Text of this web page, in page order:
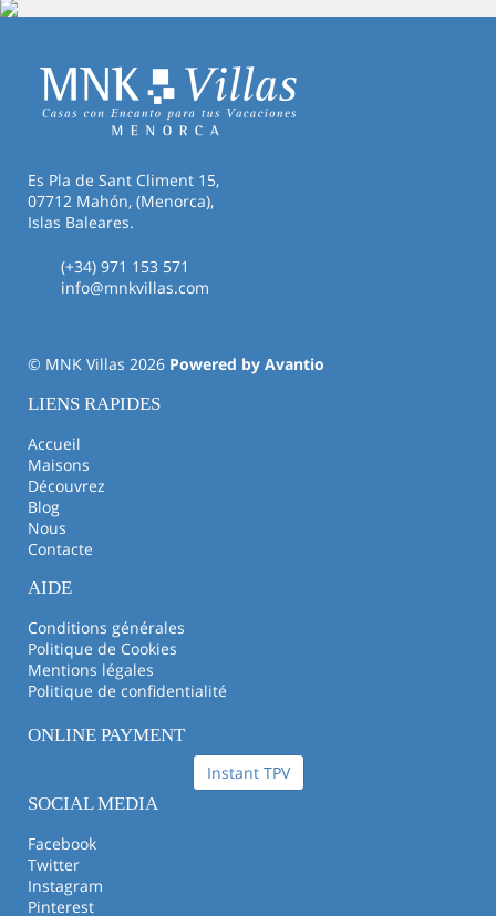
Es Pla de Sant Climent 15,
07712 Mahón, (Menorca),
Islas Baleares.
(+34) 971 153 571
info@mnkvillas.com
© MNK Villas 2026 Powered by Avantio
LIENS RAPIDES
Accueil
Maisons
Découvrez
Blog
Nous
Contacte
AIDE
Conditions générales
Politique de Cookies
Mentions légales
Politique de confidentialité
ONLINE PAYMENT
Instant TPV
SOCIAL MEDIA
Facebook
Twitter
Instagram
Pinterest